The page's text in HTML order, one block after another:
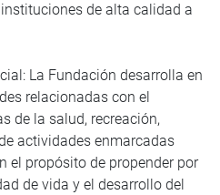
de alta calidad a
La Fundación desarrolla en
relacionadas con el
de la salud, recreación,
actividades enmarcadas
el propósito de propender por
de vida y el desarrollo del